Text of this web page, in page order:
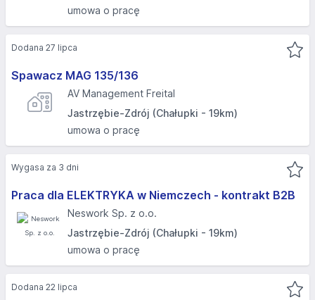
umowa o pracę
Spawacz MAG 135/136
AV Management Freital
Jastrzębie-Zdrój (Chałupki - 19km)
umowa o pracę
Dodana 27 lipca
Praca dla ELEKTRYKA w Niemczech - kontrakt B2B
Neswork Sp. z o.o.
Jastrzębie-Zdrój (Chałupki - 19km)
umowa o pracę
Wygasa za 3 dni
Dodana 22 lipca